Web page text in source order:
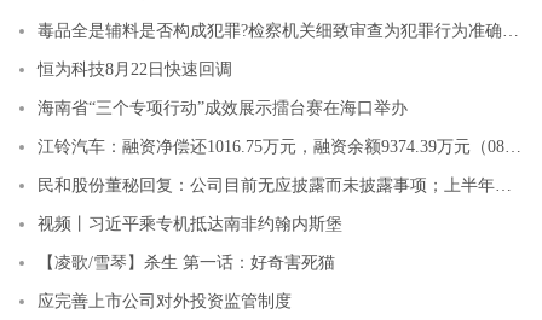
恒为科技8月22日快速回调
海南省“三个专项行动”成效展示擂台赛在海口举办
视频丨习近平乘专机抵达南非约翰内斯堡
【凌歌/雪琴】杀生 第一话：好奇害死猫
应完善上市公司对外投资监管制度